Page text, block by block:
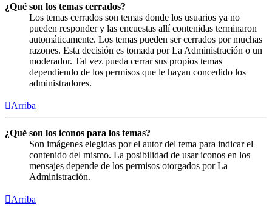
¿Qué son los temas cerrados?
Los temas cerrados son temas donde los usuarios ya no
pueden responder y las encuestas allí contenidas terminaron
automáticamente. Los temas pueden ser cerrados por muchas
razones. Esta decisión es tomada por La Administración o un
moderador. Tal vez pueda cerrar sus propios temas
dependiendo de los permisos que le hayan concedido los
administradores.
Arriba
¿Qué son los iconos para los temas?
Son imágenes elegidas por el autor del tema para indicar el
contenido del mismo. La posibilidad de usar iconos en los
mensajes depende de los permisos otorgados por La
Administración.
Arriba